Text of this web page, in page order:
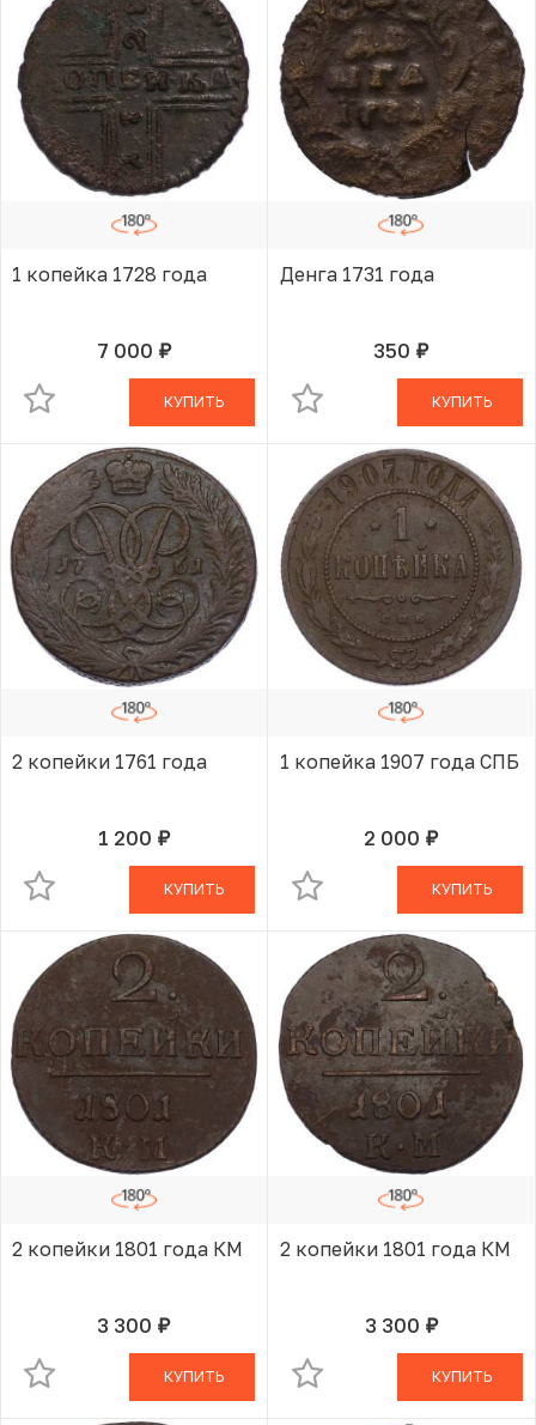
1 копейка 1728 года
7 000 руб.
В КОРЗИНЕ
КУПИТЬ
Денга 1731 года
350 руб.В КОРЗИНЕ
КУПИТЬ
2 копейки 1761 года
1 200 руб.
В КОРЗИНЕ
КУПИТЬ
1 копейка 1907 года СПБ
2 000 руб.
В КОРЗИНЕ
КУПИТЬ
2 копейки 1801 года КМ
3 300 руб.
В КОРЗИНЕ
КУПИТЬ
2 копейки 1801 года КМ
3 300 руб.
В КОРЗИНЕ
КУПИТЬ